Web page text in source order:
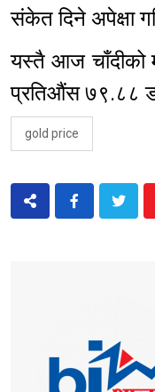
संकेत दिने अपेक्षा
यस्तै आज चाँदीको
प्रतिऔंस ७९.८८
gold price